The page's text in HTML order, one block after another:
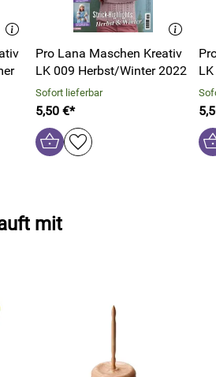
Pro Lana Maschen Kreativ
LK 009 Herbst/Winter 2022
Sofort lieferbar
5,50 €*
mit